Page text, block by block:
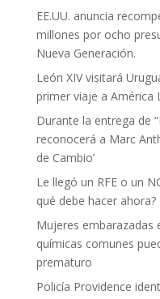
EE.UU. anuncia
millones por ocho
Nueva Generación.
León XIV visitará
primer viaje a América
Durante la entrega de
reconocerá a Marc
de Cambio’
Le llegó un RFE o un
qué debe hacer ahora?
Mujeres embarazadas
químicas comunes
prematuro
Policía Providence